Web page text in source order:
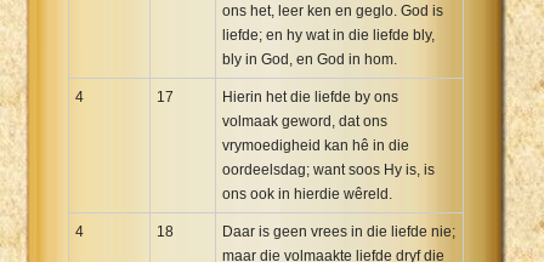
ons het, leer ken en geglo. God is
liefde; en hy wat in die liefde bly,
bly in God, en God in hom.
4 17
Hierin het die liefde by ons
volmaak geword, dat ons
vrymoedigheid kan hê in die
oordeelsdag; want soos Hy is, is
ons ook in hierdie wêreld.
4 18
Daar is geen vrees in die liefde nie;
maar die volmaakte liefde dryf die